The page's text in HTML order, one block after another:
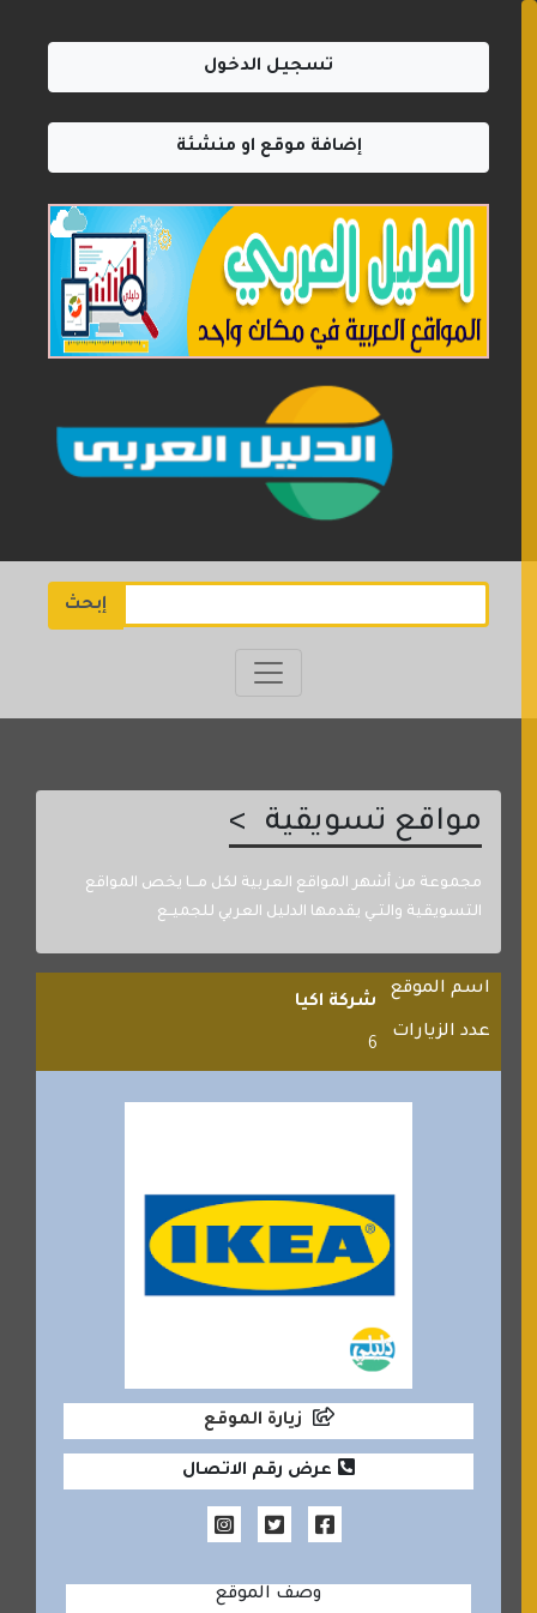
تسجيل الدخول
إضافة موقع او منشئة
إبحث
مواقع تسويقية
مجموعة من أشهر المواقع العربية لكل مـــا يخص المواقع
التسويقية والتــي يقدمها الدليل العربي للجميــع
اسم الموقع
شركة اكيا
عدد الزيارات
6
زيارة الموقع
عرض رقم الاتصال
وصف الموقع